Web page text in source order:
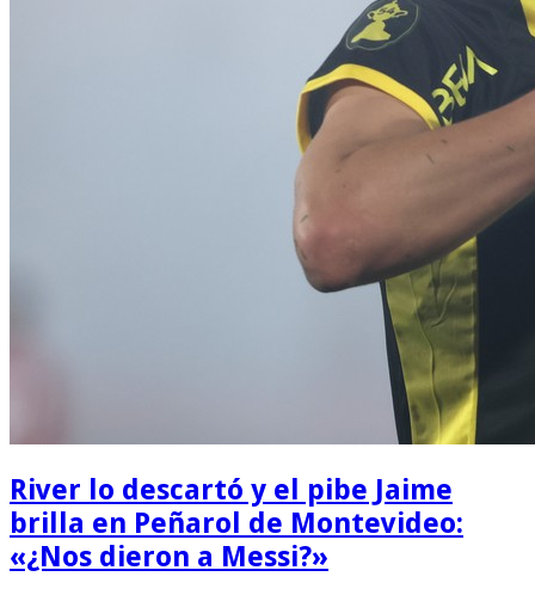
River lo descartó y el pibe Jaime
brilla en Peñarol de Montevideo:
«¿Nos dieron a Messi?»